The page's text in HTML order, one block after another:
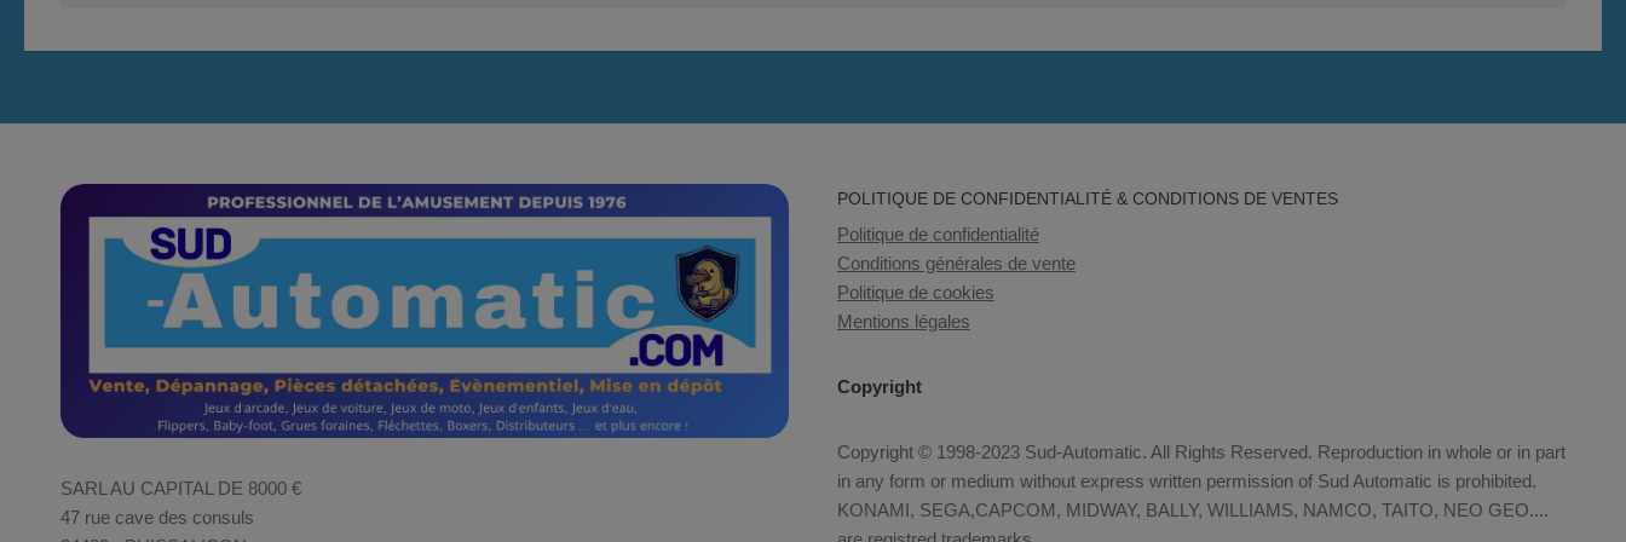
SARL AU CAPITAL DE 8000 €
47 rue cave des consuls
POLITIQUE DE CONFIDENTIALITÉ & CONDITIONS DE VENTES
Politique de confidentialité
Conditions générales de vente
Politique de cookies
Mentions légales
Copyright
Copyright © 1998-2023 Sud-Automatic. All Rights Reserved. Reproduction in whole or in part
in any form or medium without express written permission of Sud Automatic is prohibited.
KONAMI, SEGA,CAPCOM, MIDWAY, BALLY, WILLIAMS, NAMCO, TAITO, NEO GEO....